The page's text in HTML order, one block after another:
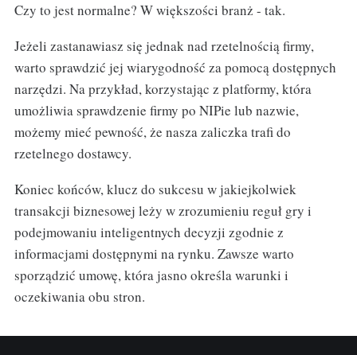
Czy to jest normalne? W większości branż - tak.
Jeżeli zastanawiasz się jednak nad rzetelnością firmy,
warto sprawdzić jej wiarygodność za pomocą dostępnych
narzędzi. Na przykład, korzystając z platformy, która
umożliwia sprawdzenie firmy po NIPie lub nazwie,
możemy mieć pewność, że nasza zaliczka trafi do
rzetelnego dostawcy.
Koniec końców, klucz do sukcesu w jakiejkolwiek
transakcji biznesowej leży w zrozumieniu reguł gry i
podejmowaniu inteligentnych decyzji zgodnie z
informacjami dostępnymi na rynku. Zawsze warto
sporządzić umowę, która jasno określa warunki i
oczekiwania obu stron.